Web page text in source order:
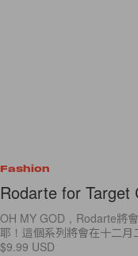
Fashion
Rodarte for Target
OH MY GOD，Rodarte將
耶！這個系列將會在十二
$9.99 USD